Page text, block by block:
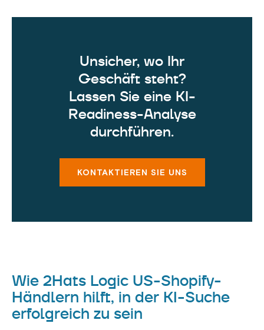
Unsicher, wo Ihr
Geschäft steht?
Lassen Sie eine KI-
Readiness-Analyse
durchführen.
KONTAKTIEREN SIE UNS
Wie 2Hats Logic US-Shopify-
Händlern hilft, in der KI-Suche
erfolgreich zu sein